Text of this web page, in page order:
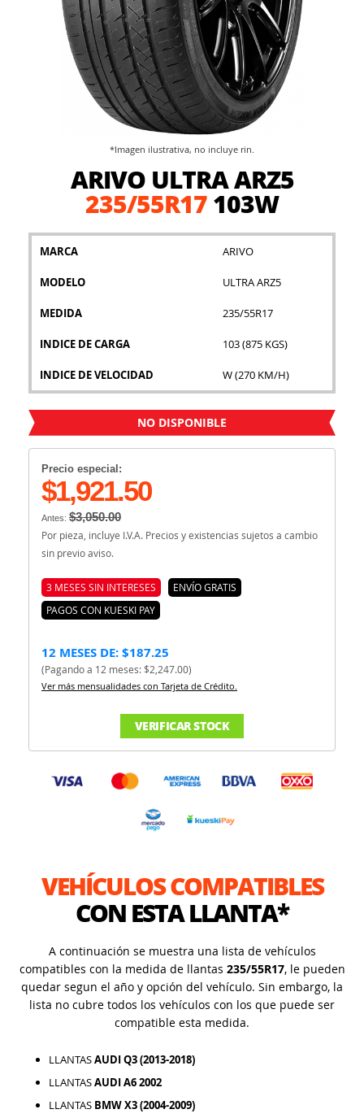
ARIVO ULTRA ARZ5
235/55R17103W
MARCA ARIVO
MODELO ULTRA ARZ5
MEDIDA 235/55R17
INDICE DE CARGA 103 (875 KGS)
INDICE DE VELOCIDAD W (270 KM/H)
NO DISPONIBLE
Precio especial:
$1,921.50
Antes: $3,050.00
Por pieza, incluye I.V.A. Precios y existencias sujetos a cambio
sin previo aviso.
3 MESES SIN INTERESES
ENVÍO GRATIS
PAGOS CON KUESKI PAY
12 MESES DE: $187.25
(Pagando a 12 meses: $2,247.00)
Ver más mensualidades con Tarjeta de Crédito.
VERIFICAR STOCK
*Imagen ilustrativa, no incluye rin.
galería
imágenes
VEHÍCULOS COMPATIBLES
CON ESTA LLANTA*
A continuación se muestra una lista de vehículos
compatibles con la medida de llantas 235/55R17, le pueden
quedar segun el año y opción del vehículo. Sin embargo, la
lista no cubre todos los vehículos con los que puede ser
compatible esta medida.
LLANTASAUDI Q3 (2013-2018)
LLANTASAUDI A6 2002
LLANTAS BMW X3 (2004-2009)